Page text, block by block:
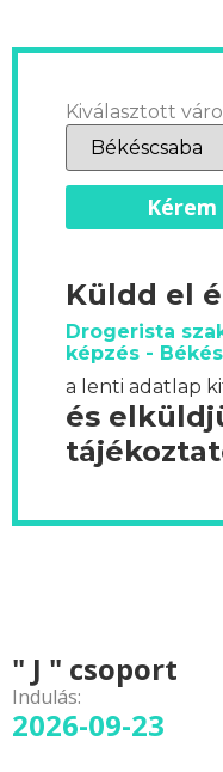
Kiválasztott
Küldd el
Drogerista
képzés -
a lenti adatlap
és
" J " csoport
Indulás:
2026-09-23